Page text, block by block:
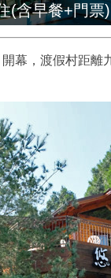
(含早餐+門票)
幕，渡假村距